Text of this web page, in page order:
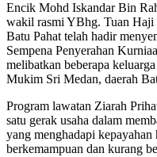
Encik Mohd Iskandar Bin
wakil rasmi YBhg. Tuan
Batu Pahat telah hadir
Sempena Penyerahan
melibatkan beberapa
Mukim Sri Medan, daerah
Program lawatan Ziarah
satu gerak usaha dalam
yang menghadapi
berkemampuan dan kurang